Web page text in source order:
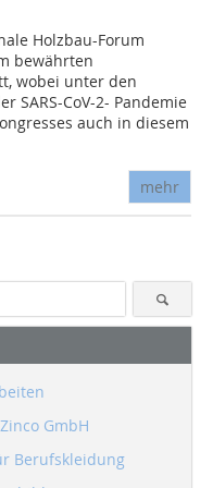
Holzbau-Forum
bewährten
wobei unter den
SARS-CoV-2- Pandemie
auch in diesem
mehr
GmbH
Berufskleidung